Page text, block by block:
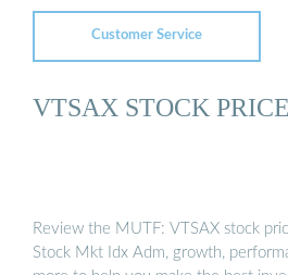
Customer Service
VTSAX STOCK PRICE
Review the MUTF: VTSAX stock
Stock Mkt Idx Adm, growth,